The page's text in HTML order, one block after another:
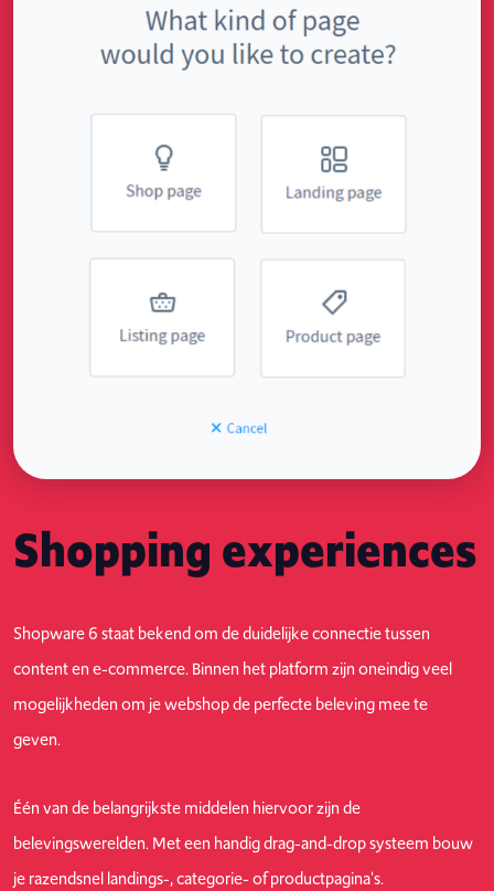
Shopping experiences
Shopware 6 staat bekend om de duidelijke connectie tussen
content en e-commerce. Binnen het platform zijn oneindig veel
mogelijkheden om je webshop de perfecte beleving mee te
geven.
Één van de belangrijkste middelen hiervoor zijn de
belevingswerelden. Met een handig drag-and-drop systeem bouw
je razendsnel landings-, categorie- of productpagina's.